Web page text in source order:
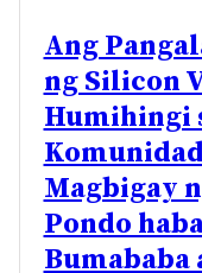
Ang
ng Silicon
Humihingi
Magbigay
Pondo
Bumababa